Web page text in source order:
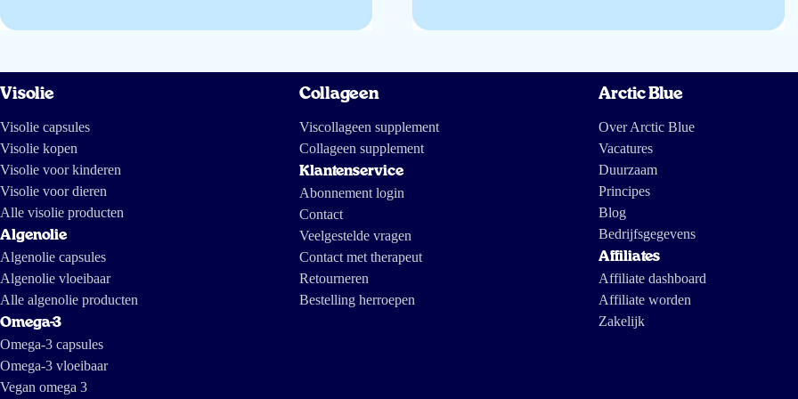
Visolie
Visolie capsules
Visolie kopen
Visolie voor kinderen
Visolie voor dieren
Alle visolie producten
Algenolie
Algenolie capsules
Algenolie vloeibaar
Alle algenolie producten
Omega-3
Omega-3 capsules
Omega-3 vloeibaar
Vegan omega 3
Collageen
Viscollageen supplement
Collageen supplement
Klantenservice
Abonnement login
Contact
Veelgestelde vragen
Contact met therapeut
Retourneren
Bestelling herroepen
Arctic Blue
Over Arctic Blue
Vacatures
Duurzaam
Principes
Blog
Bedrijfsgegevens
Affiliates
Affiliate dashboard
Affiliate worden
Zakelijk